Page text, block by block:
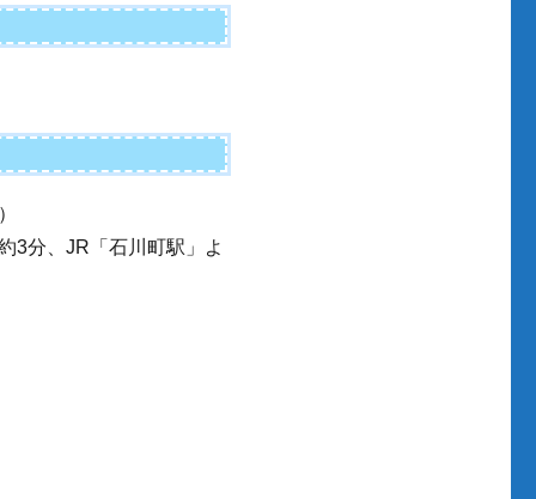
3分、JR「石川町駅」よ